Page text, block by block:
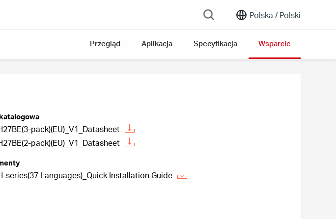
Polska / Polski
Przegląd Aplikacja Specyfikacja Wsparcie
pack)(EU)_V1_Datasheet
pack)(EU)_V1_Datasheet
series(37 Languages)_Quick Installation Guide